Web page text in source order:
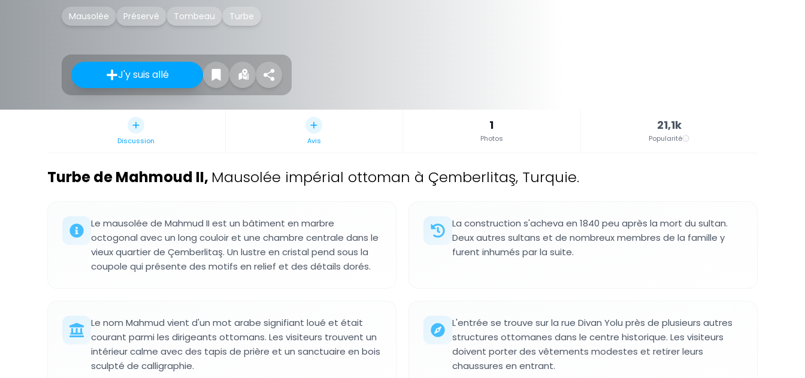
Mausolée Préservé Tombeau Turbe
J'y suis allé
Discussion Avis
1
Photos
21,1k
Popularité
Turbe de Mahmoud II, Mausolée impérial ottoman à Çemberlitaş, Turquie.
Le mausolée de Mahmud II est un bâtiment en marbre
octogonal avec un long couloir et une chambre centrale dans le
vieux quartier de Çemberlitaş. Un lustre en cristal pend sous la
coupole qui présente des motifs en relief et des détails dorés.
La construction s'acheva en 1840 peu après la mort du sultan.
Deux autres sultans et de nombreux membres de la famille y
furent inhumés par la suite.
Le nom Mahmud vient d'un mot arabe signifiant loué et était
courant parmi les dirigeants ottomans. Les visiteurs trouvent un
intérieur calme avec des tapis de prière et un sanctuaire en bois
sculpté de calligraphie.
L'entrée se trouve sur la rue Divan Yolu près de plusieurs autres
structures ottomanes dans le centre historique. Les visiteurs
doivent porter des vêtements modestes et retirer leurs
chaussures en entrant.